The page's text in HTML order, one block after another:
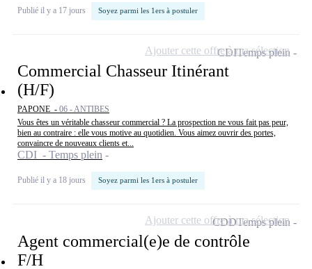
Publié il y a 17 jours Soyez parmi les 1ers à postuler
Commercial Chasseur Itinérant
(H/F)
PAPONE - 06 - ANTIBES
Vous êtes un véritable chasseur commercial ? La prospection ne vous fait pas peur,
bien au contraire : elle vous motive au quotidien. Vous aimez ouvrir des portes,
convaincre de nouveaux clients et...
CDI - Temps plein
Publié il y a 18 jours Soyez parmi les 1ers à postuler
CDITemps plein
Ajouter cette offre à ma sélection
Agent commercial(e)e de contrôle
F/H
CDDTemps plein
Ajouter cette offre à ma sélection